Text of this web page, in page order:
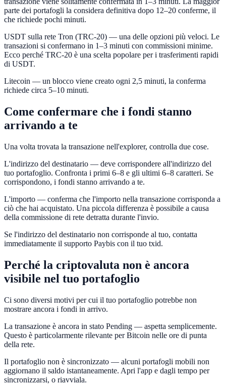
parte dei portafogli la considera definitiva dopo 12–20 conferme, il
che richiede pochi minuti.
USDT sulla rete Tron (TRC-20) — una delle opzioni più veloci. Le
transazioni si confermano in 1–3 minuti con commissioni minime.
Ecco perché TRC-20 è una scelta popolare per i trasferimenti rapidi
di USDT.
Litecoin — un blocco viene creato ogni 2,5 minuti, la conferma
richiede circa 5–10 minuti.
Come confermare che i fondi stanno
arrivando a te
Una volta trovata la transazione nell'explorer, controlla due cose.
L'indirizzo del destinatario — deve corrispondere all'indirizzo del
tuo portafoglio. Confronta i primi 6–8 e gli ultimi 6–8 caratteri. Se
corrispondono, i fondi stanno arrivando a te.
L'importo — conferma che l'importo nella transazione corrisponda a
ciò che hai acquistato. Una piccola differenza è possibile a causa
della commissione di rete detratta durante l'invio.
Se l'indirizzo del destinatario non corrisponde al tuo, contatta
immediatamente il supporto Paybis con il tuo txid.
Perché la criptovaluta non è ancora
visibile nel tuo portafoglio
Ci sono diversi motivi per cui il tuo portafoglio potrebbe non
mostrare ancora i fondi in arrivo.
La transazione è ancora in stato Pending — aspetta semplicemente.
Questo è particolarmente rilevante per Bitcoin nelle ore di punta
della rete.
Il portafoglio non è sincronizzato — alcuni portafogli mobili non
aggiornano il saldo istantaneamente. Apri l'app e dagli tempo per
sincronizzarsi, o riavviala.